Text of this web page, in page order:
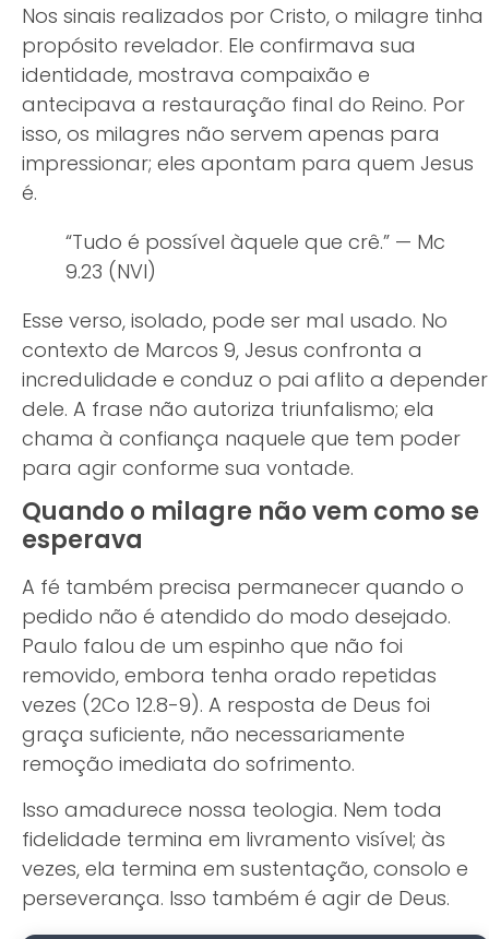
Nos sinais realizados por Cristo, o milagre tinha
propósito revelador. Ele confirmava sua
identidade, mostrava compaixão e
antecipava a restauração final do Reino. Por
isso, os milagres não servem apenas para
impressionar; eles apontam para quem Jesus
é.
“Tudo é possível àquele que crê.” — Mc
9.23 (NVI)
Esse verso, isolado, pode ser mal usado. No
contexto de Marcos 9, Jesus confronta a
incredulidade e conduz o pai aflito a depender
dele. A frase não autoriza triunfalismo; ela
chama à confiança naquele que tem poder
para agir conforme sua vontade.
Quando o milagre não vem como se
esperava
A fé também precisa permanecer quando o
pedido não é atendido do modo desejado.
Paulo falou de um espinho que não foi
removido, embora tenha orado repetidas
vezes (2Co 12.8-9). A resposta de Deus foi
graça suficiente, não necessariamente
remoção imediata do sofrimento.
Isso amadurece nossa teologia. Nem toda
fidelidade termina em livramento visível; às
vezes, ela termina em sustentação, consolo e
perseverança. Isso também é agir de Deus.